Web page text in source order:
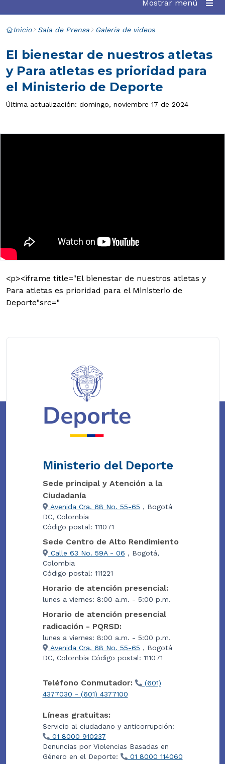
Mostrar menú
Inicio Sala de Prensa Galería de videos
El bienestar de nuestros atletas
y Para atletas es prioridad para
el Ministerio de Deporte
Última actualización: domingo, noviembre 17 de 2024
<p><iframe title="El bienestar de nuestros atletas y
Para atletas es prioridad para el Ministerio de
Deporte"src="
Ministerio del Deporte
Sede principal y Atención a la
Ciudadanía
Avenida Cra. 68 No. 55-65 , Bogotá
DC, Colombia
Código postal: 111071
Sede Centro de Alto Rendimiento
Calle 63 No. 59A - 06 , Bogotá,
Colombia
Código postal: 111221
Horario de atención presencial:
lunes a viernes: 8:00 a.m. - 5:00 p.m.
Horario de atención presencial
radicación - PQRSD:
lunes a viernes: 8:00 a.m. - 5:00 p.m.
Avenida Cra. 68 No. 55-65 , Bogotá
DC, Colombia Código postal: 111071
Teléfono Conmutador:
(601)
4377030 - (601) 4377100
Líneas gratuitas:
Servicio al ciudadano y anticorrupción:
01 8000 910237
Denuncias por Violencias Basadas en
Género en el Deporte:
01 8000 114060